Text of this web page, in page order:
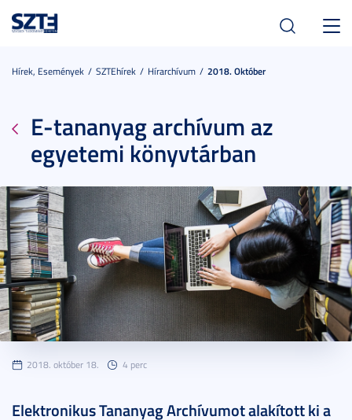
Hírek, Események SZTEhírek Hírarchívum 2018. Október
E-tananyag archívum az
egyetemi könyvtárban
2018. október 18. 4 perc
Elektronikus Tananyag Archívumot alakított ki a